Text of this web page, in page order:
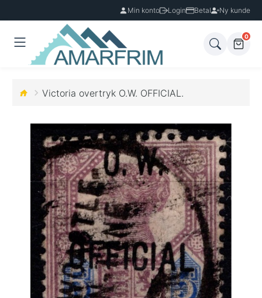
Min konto Login Betal Ny kunde
0
Victoria overtryk O.W. OFFICIAL.